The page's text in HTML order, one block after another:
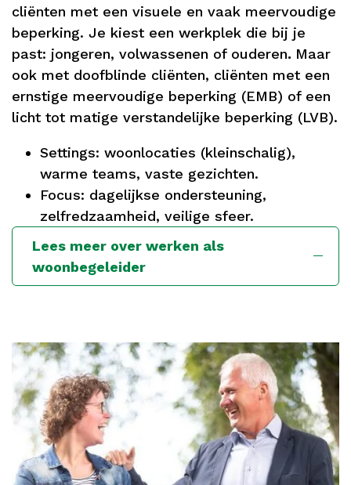
cliënten met een visuele en vaak meervoudige
beperking. Je kiest een werkplek die bij je
past: jongeren, volwassenen of ouderen. Maar
ook met doofblinde cliënten, cliënten met een
ernstige meervoudige beperking (EMB) of een
licht tot matige verstandelijke beperking (LVB).
Settings: woonlocaties (kleinschalig),
warme teams, vaste gezichten.
Focus: dagelijkse ondersteuning,
zelfredzaamheid, veilige sfeer.
Lees meer over werken als
woonbegeleider